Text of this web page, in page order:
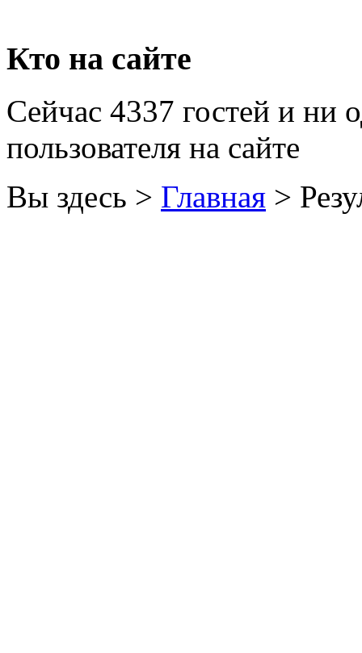
Hp(1)
Hq-tech
Htc
Htpc
Huawei
Кто на сайте
Сейчас 4337 гостей и ни
пользователя на сайте
Вы здесь > Главная >